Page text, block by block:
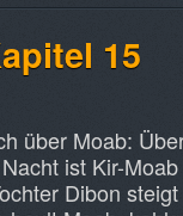
15
über Moab:
ist Kir-
Dibon